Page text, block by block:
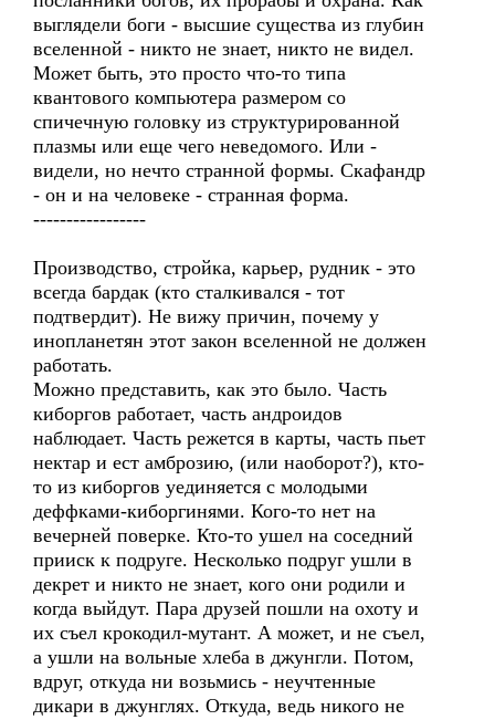
выглядели боги - высшие существа из глубин
вселенной - никто не знает, никто не видел.
Может быть, это просто что-то типа
квантового компьютера размером со
спичечную головку из структурированной
плазмы или еще чего неведомого. Или -
видели, но нечто странной формы. Скафандр
- он и на человеке - странная форма.
-----------------
Производство, стройка, карьер, рудник - это
всегда бардак (кто сталкивался - тот
подтвердит). Не вижу причин, почему у
инопланетян этот закон вселенной не должен
работать.
Можно представить, как это было. Часть
киборгов работает, часть андроидов
наблюдает. Часть режется в карты, часть пьет
нектар и ест амброзию, (или наоборот?), кто-
то из киборгов уединяется с молодыми
деффками-киборгинями. Кого-то нет на
вечерней поверке. Кто-то ушел на соседний
прииск к подруге. Несколько подруг ушли в
декрет и никто не знает, кого они родили и
когда выйдут. Пара друзей пошли на охоту и
их съел крокодил-мутант. А может, и не съел,
а ушли на вольные хлеба в джунгли. Потом,
вдруг, откуда ни возьмись - неучтенные
дикари в джунглях. Откуда, ведь никого не